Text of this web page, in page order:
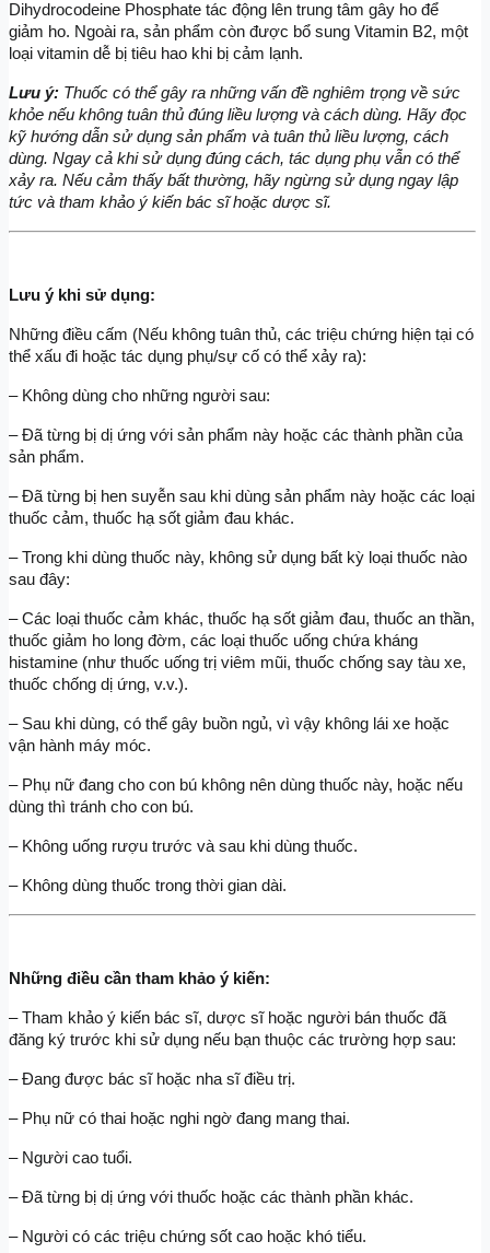
Dihydrocodeine Phosphate tác động lên trung tâm gây ho để
giảm ho. Ngoài ra, sản phẩm còn được bổ sung Vitamin B2, một
loại vitamin dễ bị tiêu hao khi bị cảm lạnh.
Lưu ý: Thuốc có thể gây ra những vấn đề nghiêm trọng về sức
khỏe nếu không tuân thủ đúng liều lượng và cách dùng. Hãy đọc
kỹ hướng dẫn sử dụng sản phẩm và tuân thủ liều lượng, cách
dùng. Ngay cả khi sử dụng đúng cách, tác dụng phụ vẫn có thể
xảy ra. Nếu cảm thấy bất thường, hãy ngừng sử dụng ngay lập
tức và tham khảo ý kiến bác sĩ hoặc dược sĩ.
Lưu ý khi sử dụng:
Những điều cấm (Nếu không tuân thủ, các triệu chứng hiện tại có
thể xấu đi hoặc tác dụng phụ/sự cố có thể xảy ra):
– Không dùng cho những người sau:
– Đã từng bị dị ứng với sản phẩm này hoặc các thành phần của
sản phẩm.
– Đã từng bị hen suyễn sau khi dùng sản phẩm này hoặc các loại
thuốc cảm, thuốc hạ sốt giảm đau khác.
– Trong khi dùng thuốc này, không sử dụng bất kỳ loại thuốc nào
sau đây:
– Các loại thuốc cảm khác, thuốc hạ sốt giảm đau, thuốc an thần,
thuốc giảm ho long đờm, các loại thuốc uống chứa kháng
histamine (như thuốc uống trị viêm mũi, thuốc chống say tàu xe,
thuốc chống dị ứng, v.v.).
– Sau khi dùng, có thể gây buồn ngủ, vì vậy không lái xe hoặc
vận hành máy móc.
– Phụ nữ đang cho con bú không nên dùng thuốc này, hoặc nếu
dùng thì tránh cho con bú.
– Không uống rượu trước và sau khi dùng thuốc.
– Không dùng thuốc trong thời gian dài.
Những điều cần tham khảo ý kiến:
– Tham khảo ý kiến bác sĩ, dược sĩ hoặc người bán thuốc đã
đăng ký trước khi sử dụng nếu bạn thuộc các trường hợp sau:
– Đang được bác sĩ hoặc nha sĩ điều trị.
– Phụ nữ có thai hoặc nghi ngờ đang mang thai.
– Người cao tuổi.
– Đã từng bị dị ứng với thuốc hoặc các thành phần khác.
– Người có các triệu chứng sốt cao hoặc khó tiểu.